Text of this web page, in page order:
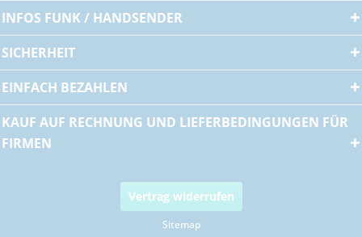
INFOS FUNK / HANDSENDER
SICHERHEIT
EINFACH BEZAHLEN
KAUF AUF RECHNUNG UND LIEFERBEDINGUNGEN FÜR
FIRMEN
Vertrag widerrufen
Sitemap